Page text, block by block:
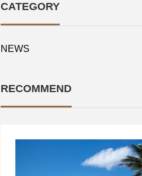
CATEGORY
NEWS
RECOMMEND